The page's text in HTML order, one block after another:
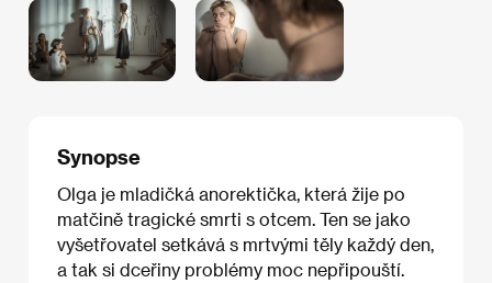
Synopse
Olga je mladičká anorektička, která žije po
matčině tragické smrti s otcem. Ten se jako
vyšetřovatel setkává s mrtvými těly každý den,
a tak si dceřiny problémy moc nepřipouští.